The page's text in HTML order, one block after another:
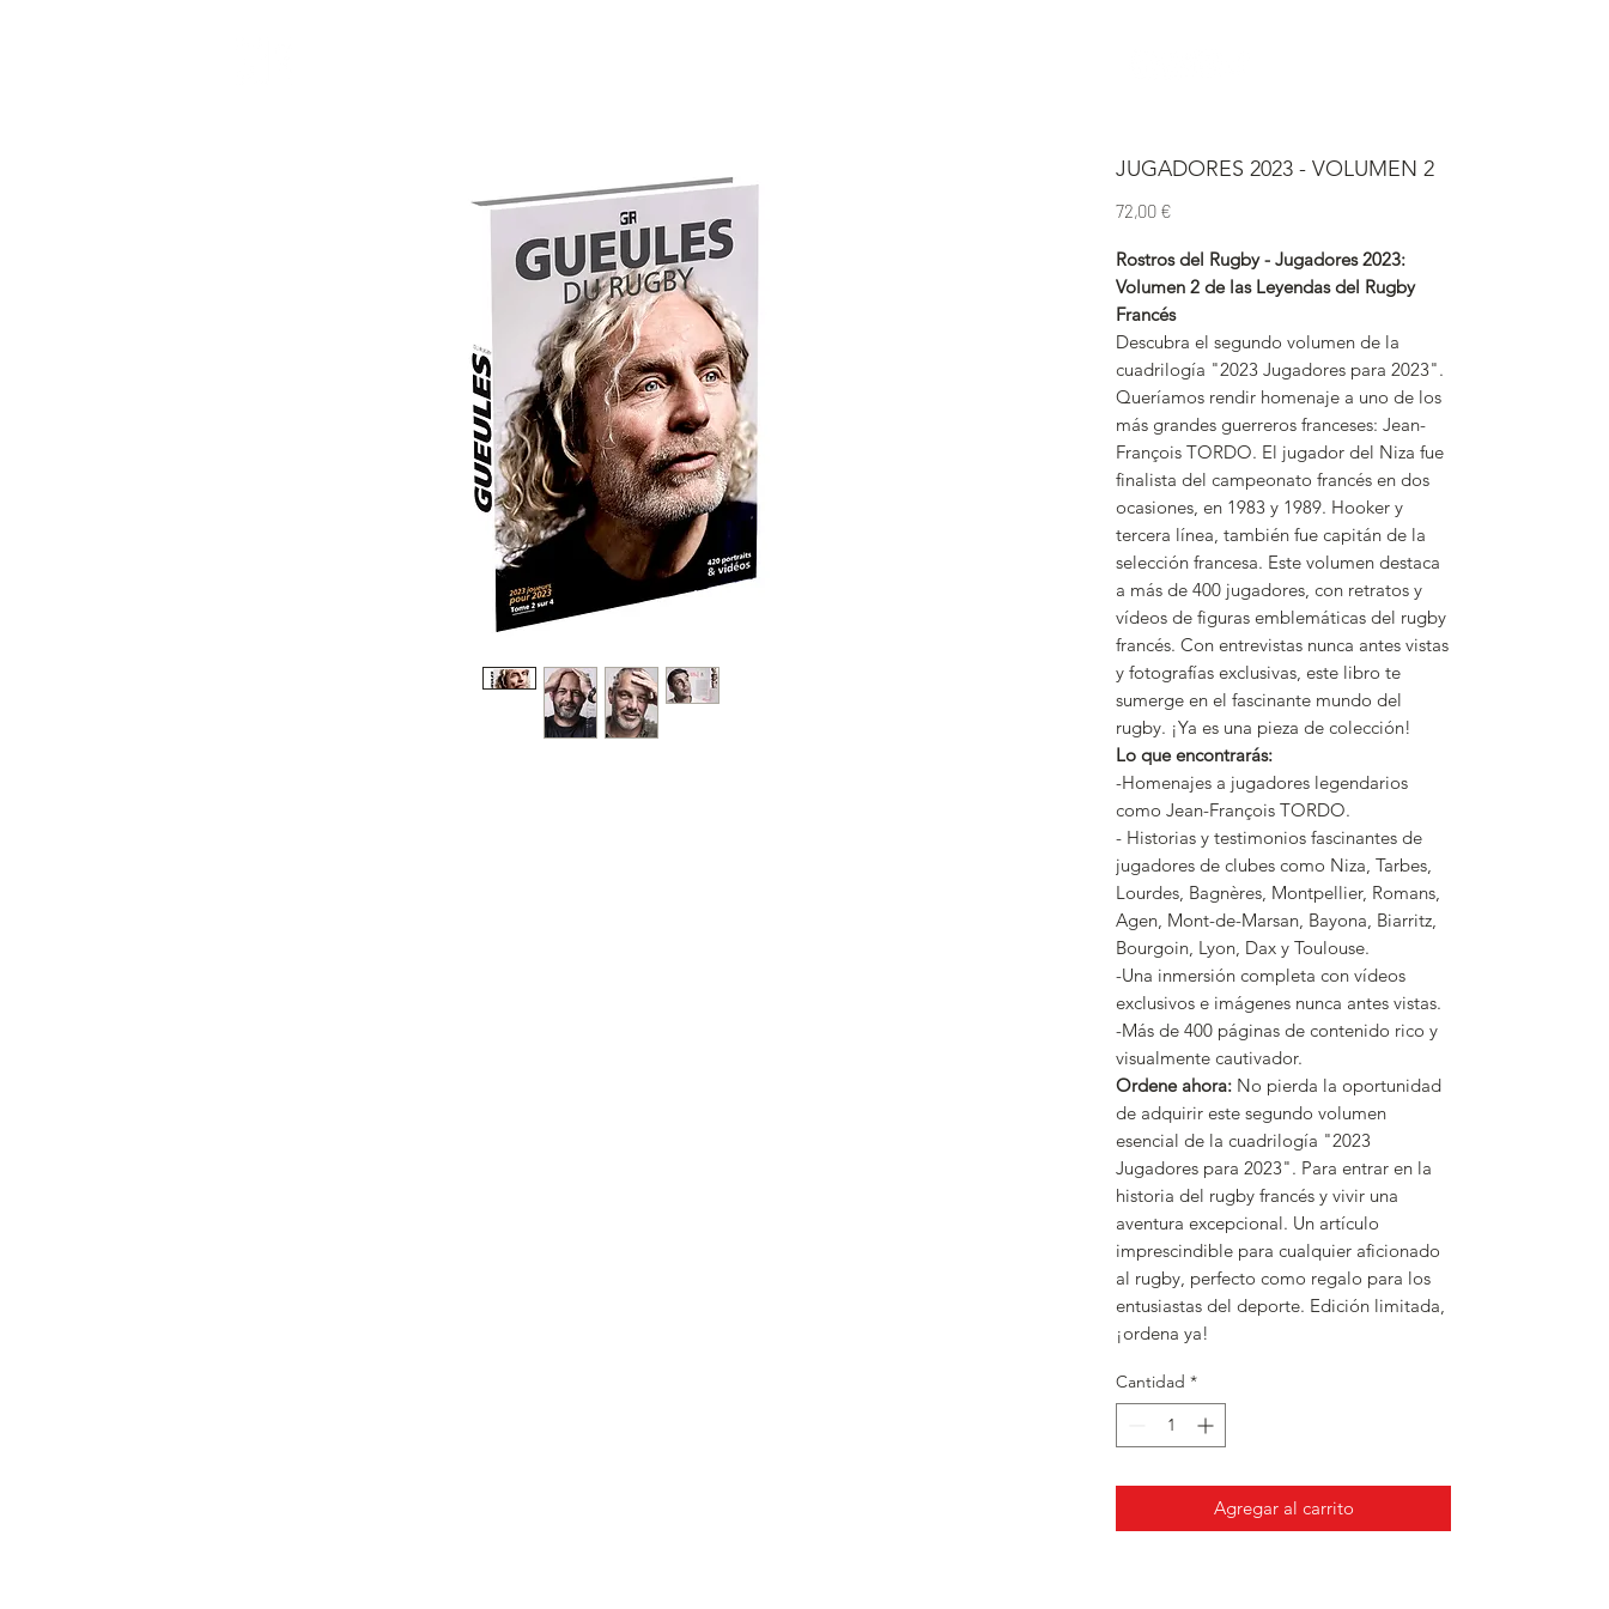
JUGADORES 2023 - VOLUMEN 2
72,00 €
Rostros del Rugby - Jugadores 2023:
Volumen 2 de las Leyendas del Rugby
Francés
Descubra el segundo volumen de la
cuadrilogía "2023 Jugadores para 2023".
Queríamos rendir homenaje a uno de los
más grandes guerreros franceses: Jean-
François TORDO. El jugador del Niza fue
finalista del campeonato francés en dos
ocasiones, en 1983 y 1989. Hooker y
tercera línea, también fue capitán de la
selección francesa. Este volumen destaca
a más de 400 jugadores, con retratos y
vídeos de figuras emblemáticas del rugby
francés. Con entrevistas nunca antes vistas
y fotografías exclusivas, este libro te
sumerge en el fascinante mundo del
rugby. ¡Ya es una pieza de colección!
Lo que encontrarás:
-Homenajes a jugadores legendarios
como Jean-François TORDO.
- Historias y testimonios fascinantes de
jugadores de clubes como Niza, Tarbes,
Lourdes, Bagnères, Montpellier, Romans,
Agen, Mont-de-Marsan, Bayona, Biarritz,
Bourgoin, Lyon, Dax y Toulouse.
-Una inmersión completa con vídeos
exclusivos e imágenes nunca antes vistas.
-Más de 400 páginas de contenido rico y
visualmente cautivador.
Ordene ahora: No pierda la oportunidad
de adquirir este segundo volumen
esencial de la cuadrilogía "2023
Jugadores para 2023". Para entrar en la
historia del rugby francés y vivir una
aventura excepcional. Un artículo
imprescindible para cualquier aficionado
al rugby, perfecto como regalo para los
entusiastas del deporte. Edición limitada,
¡ordena ya!
Cantidad *
Agregar al carrito